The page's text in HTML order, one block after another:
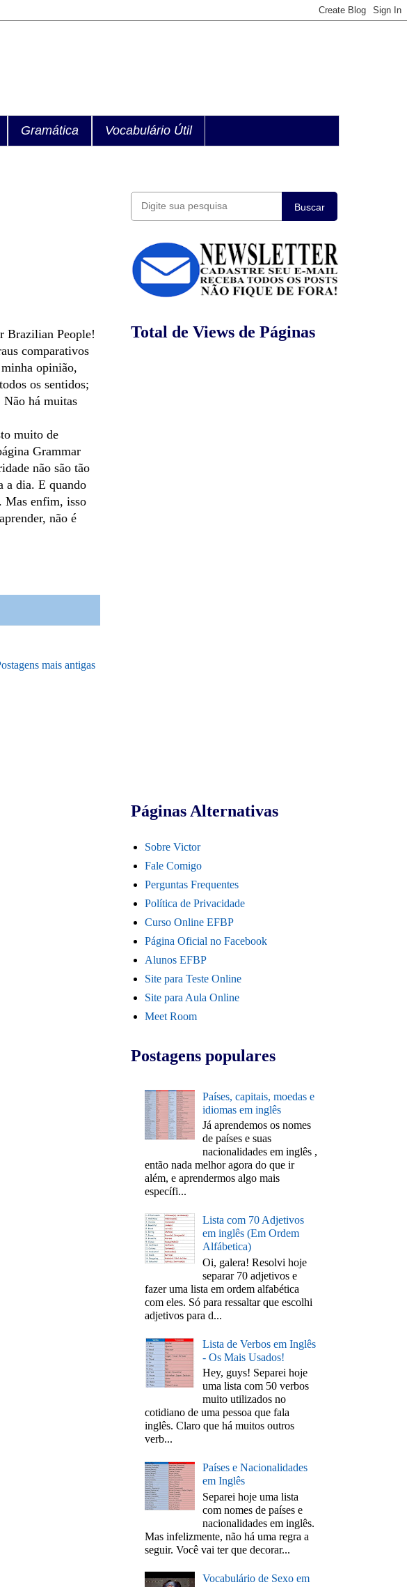
Gramática Vocabulário Útil
Brazilian People!
comparativos
opinião,
os sentidos;
Não há muitas
muito de
Grammar
não são tão
a dia. E quando
Mas enfim, isso
não é
mais antigas
Buscar
Total de Views de Páginas
Páginas Alternativas
Sobre Victor
Fale Comigo
Perguntas Frequentes
Política de Privacidade
Curso Online EFBP
Página Oficial no Facebook
Alunos EFBP
Site para Teste Online
Site para Aula Online
Meet Room
Postagens populares
Países, capitais, moedas e
idiomas em inglês
Já aprendemos os nomes
de países e suas
nacionalidades em inglês ,
então nada melhor agora do que ir
além, e aprendermos algo mais
específi...
Lista com 70 Adjetivos
em inglês (Em Ordem
Alfábetica)
Oi, galera! Resolvi hoje
separar 70 adjetivos e
fazer uma lista em ordem alfabética
com eles. Só para ressaltar que escolhi
adjetivos para d...
Lista de Verbos em Inglês
- Os Mais Usados!
Hey, guys! Separei hoje
uma lista com 50 verbos
muito utilizados no
cotidiano de uma pessoa que fala
inglês. Claro que há muitos outros
verb...
Países e Nacionalidades
em Inglês
Separei hoje uma lista
com nomes de países e
nacionalidades em inglês.
Mas infelizmente, não há uma regra a
seguir. Você vai ter que decorar...
Vocabulário de Sexo em